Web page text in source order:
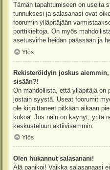
Tämän tapahtumiseen on useita
tunnuksesi ja salasanasi ovat
foorumin ylläpitäjään
porttikieltoja. On myös
asetusvirhe heidän päässään ja
Ylös
Rekisteröidyin joskus
sisään?!
On mahdollista, että ylläpitäjä
jostain syystä. Useat foorumit
ole kirjoittaneet pitkään aikaan
kokoa. Jos näin on käynyt, yritä
keskusteluun aktiivisemmin.
Ylös
Olen hukannut salasanani!
Älä panikoi! Vaikka salasanaasi